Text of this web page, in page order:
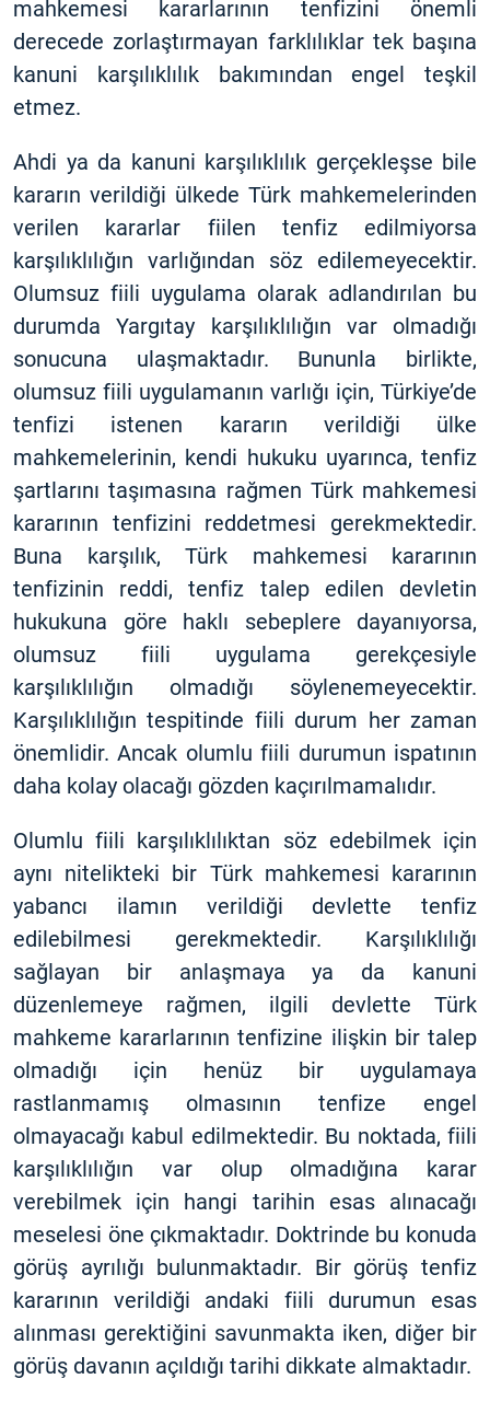
mahkemesi kararlarının tenfizini önemli
derecede zorlaştırmayan farklılıklar tek başına
kanuni karşılıklılık bakımından engel teşkil
etmez.
Ahdi ya da kanuni karşılıklılık gerçekleşse bile
kararın verildiği ülkede Türk mahkemelerinden
verilen kararlar fiilen tenfiz edilmiyorsa
karşılıklılığın varlığından söz edilemeyecektir.
Olumsuz fiili uygulama olarak adlandırılan bu
durumda Yargıtay karşılıklılığın var olmadığı
sonucuna ulaşmaktadır. Bununla birlikte,
olumsuz fiili uygulamanın varlığı için, Türkiye’de
tenfizi istenen kararın verildiği ülke
mahkemelerinin, kendi hukuku uyarınca, tenfiz
şartlarını taşımasına rağmen Türk mahkemesi
kararının tenfizini reddetmesi gerekmektedir.
Buna karşılık, Türk mahkemesi kararının
tenfizinin reddi, tenfiz talep edilen devletin
hukukuna göre haklı sebeplere dayanıyorsa,
olumsuz fiili uygulama gerekçesiyle
karşılıklılığın olmadığı söylenemeyecektir.
Karşılıklılığın tespitinde fiili durum her zaman
önemlidir. Ancak olumlu fiili durumun ispatının
daha kolay olacağı gözden kaçırılmamalıdır.
Olumlu fiili karşılıklılıktan söz edebilmek için
aynı nitelikteki bir Türk mahkemesi kararının
yabancı ilamın verildiği devlette tenfiz
edilebilmesi gerekmektedir. Karşılıklılığı
sağlayan bir anlaşmaya ya da kanuni
düzenlemeye rağmen, ilgili devlette Türk
mahkeme kararlarının tenfizine ilişkin bir talep
olmadığı için henüz bir uygulamaya
rastlanmamış olmasının tenfize engel
olmayacağı kabul edilmektedir. Bu noktada, fiili
karşılıklılığın var olup olmadığına karar
verebilmek için hangi tarihin esas alınacağı
meselesi öne çıkmaktadır. Doktrinde bu konuda
görüş ayrılığı bulunmaktadır. Bir görüş tenfiz
kararının verildiği andaki fiili durumun esas
alınması gerektiğini savunmakta iken, diğer bir
görüş davanın açıldığı tarihi dikkate almaktadır.